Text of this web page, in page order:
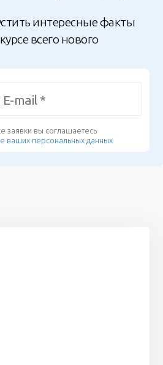
интересные факты
всего нового
заявки вы соглашаетесь
ваших персональных данных